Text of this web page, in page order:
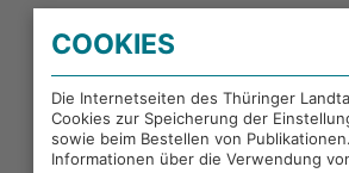
PORTALE DES THÜRINGER
EXTERNE LINKS
COOKIES
Die Internetseiten des Thüringer
Cookies zur Speicherung der
sowie beim Bestellen von
Informationen über die Verwendung